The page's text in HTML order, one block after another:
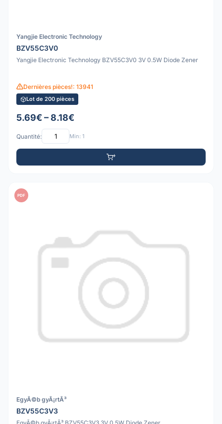
Yangjie Electronic Technology
BZV55C3V0
Yangjie Electronic Technology BZV55C3V0 3V 0.5W Diode Zener
Dernières pièces!: 13941
Lot de 200 pièces
5.69€ – 8.18€
Quantité: Min: 1
PDF
EgyÃ©b gyÃ¡rtÃ³
BZV55C3V3